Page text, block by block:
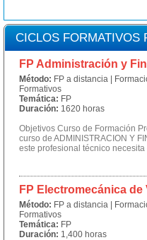
CICLOS FORMATIVOS
FP Administración y
Método: FP a distancia |
Formativos
Temática: FP
Duración: 1620 horas
Objetivos Curso de Formación
curso de ADMINISTRACION Y
este profesional técnico necesita
FP Electromecánica de
Método: FP a distancia |
Formativos
Temática: FP
Duración: 1,400 horas